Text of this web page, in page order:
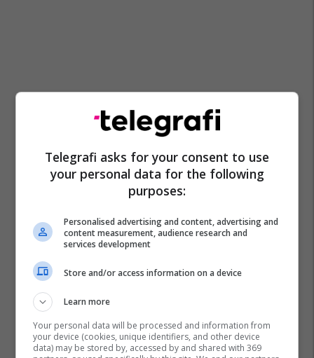
Promo Reklamo këtu
Holiday In 2 – banesa juaj për
pushime pranë detit
në Zvicër
Plan B
Telegrafi asks for your consent to use
your personal data for the following
purposes:
Personalised advertising and content, advertising and
content measurement, audience research and
services development
Store and/or access information on a device
Learn more
Your personal data will be processed and information from
your device (cookies, unique identifiers, and other device
data) may be stored by, accessed by and shared with 369